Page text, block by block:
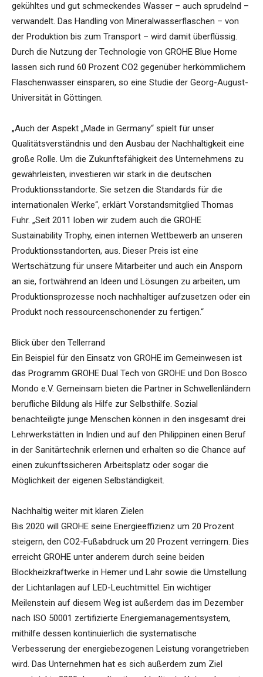
gekühltes und gut schmeckendes Wasser – auch sprudelnd –
verwandelt. Das Handling von Mineralwasserflaschen – von
der Produktion bis zum Transport – wird damit überflüssig.
Durch die Nutzung der Technologie von GROHE Blue Home
lassen sich rund 60 Prozent CO2 gegenüber herkömmlichem
Flaschenwasser einsparen, so eine Studie der Georg-August-
Universität in Göttingen.
„Auch der Aspekt „Made in Germany“ spielt für unser
Qualitätsverständnis und den Ausbau der Nachhaltigkeit eine
große Rolle. Um die Zukunftsfähigkeit des Unternehmens zu
gewährleisten, investieren wir stark in die deutschen
Produktionsstandorte. Sie setzen die Standards für die
internationalen Werke“, erklärt Vorstandsmitglied Thomas
Fuhr. „Seit 2011 loben wir zudem auch die GROHE
Sustainability Trophy, einen internen Wettbewerb an unseren
Produktionsstandorten, aus. Dieser Preis ist eine
Wertschätzung für unsere Mitarbeiter und auch ein Ansporn
an sie, fortwährend an Ideen und Lösungen zu arbeiten, um
Produktionsprozesse noch nachhaltiger aufzusetzen oder ein
Produkt noch ressourcenschonender zu fertigen.“
Blick über den Tellerrand
Ein Beispiel für den Einsatz von GROHE im Gemeinwesen ist
das Programm GROHE Dual Tech von GROHE und Don Bosco
Mondo e.V. Gemeinsam bieten die Partner in Schwellenländern
berufliche Bildung als Hilfe zur Selbsthilfe. Sozial
benachteiligte junge Menschen können in den insgesamt drei
Lehrwerkstätten in Indien und auf den Philippinen einen Beruf
in der Sanitärtechnik erlernen und erhalten so die Chance auf
einen zukunftssicheren Arbeitsplatz oder sogar die
Möglichkeit der eigenen Selbständigkeit.
Nachhaltig weiter mit klaren Zielen
Bis 2020 will GROHE seine Energieeffizienz um 20 Prozent
steigern, den CO2-Fußabdruck um 20 Prozent verringern. Dies
erreicht GROHE unter anderem durch seine beiden
Blockheizkraftwerke in Hemer und Lahr sowie die Umstellung
der Lichtanlagen auf LED-Leuchtmittel. Ein wichtiger
Meilenstein auf diesem Weg ist außerdem das im Dezember
nach ISO 50001 zertifizierte Energiemanagementsystem,
mithilfe dessen kontinuierlich die systematische
Verbesserung der energiebezogenen Leistung vorangetrieben
wird. Das Unternehmen hat es sich außerdem zum Ziel